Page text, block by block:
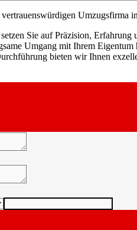
Umzugsfirma
Sie auf Präzision,
Umgang mit Ihrem
bieten wir Ihnen